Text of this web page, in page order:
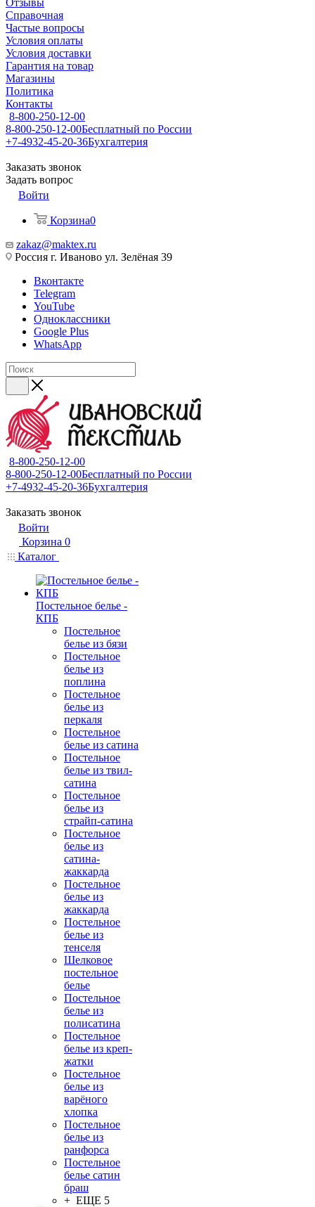
Отзывы
Справочная
Частые вопросы
Условия оплаты
Условия доставки
Гарантия на товар
Магазины
Политика
Контакты
8-800-250-12-00
8-800-250-12-00Бесплатный по России
+7-4932-45-20-36Бухгалтерия
Заказать звонок
Задать вопрос
Войти
Корзина0
zakaz@maktex.ru
Россия г. Иваново ул. Зелёная 39
Вконтакте
Telegram
YouTube
Одноклассники
Google Plus
WhatsApp
8-800-250-12-00
8-800-250-12-00Бесплатный по России
+7-4932-45-20-36Бухгалтерия
Заказать звонок
Войти
Корзина 0
Каталог
Постельное белье -
КПБ
Постельное
белье из бязи
Постельное
белье из
поплина
Постельное
белье из
перкаля
Постельное
белье из сатина
Постельное
белье из твил-
сатина
Постельное
белье из
страйп-сатина
Постельное
белье из
сатина-
жаккарда
Постельное
белье из
жаккарда
Постельное
белье из
тенселя
Шелковое
постельное
белье
Постельное
белье из
полисатина
Постельное
белье из креп-
жатки
Постельное
белье из
варёного
хлопка
Постельное
белье из
ранфорса
Постельное
белье сатин
браш
+ ЕЩЕ 5